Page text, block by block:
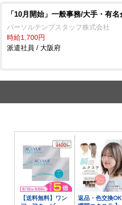
「10月開始」一般事務/大手・有名
パーソルテンプスタッフ株式会社
時給1,700円
派遣社員 / 大阪府